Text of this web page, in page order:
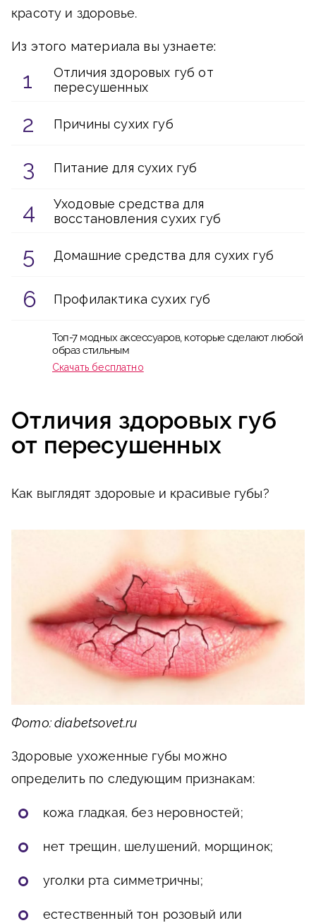
красоту и здоровье.
Из этого материала вы узнаете:
Отличия здоровых губ от
пересушенных
Причины сухих губ
Питание для сухих губ
Уходовые средства для
восстановления сухих губ
Домашние средства для сухих губ
Профилактика сухих губ
Топ-7 модных аксессуаров, которые сделают любой
образ стильным
Скачать бесплатно
Отличия здоровых губ
от пересушенных
Как выглядят здоровые и красивые губы?
Фото: diabetsovet.ru
Здоровые ухоженные губы можно
определить по следующим признакам:
кожа гладкая, без неровностей;
нет трещин, шелушений, морщинок;
уголки рта симметричны;
естественный тон розовый или